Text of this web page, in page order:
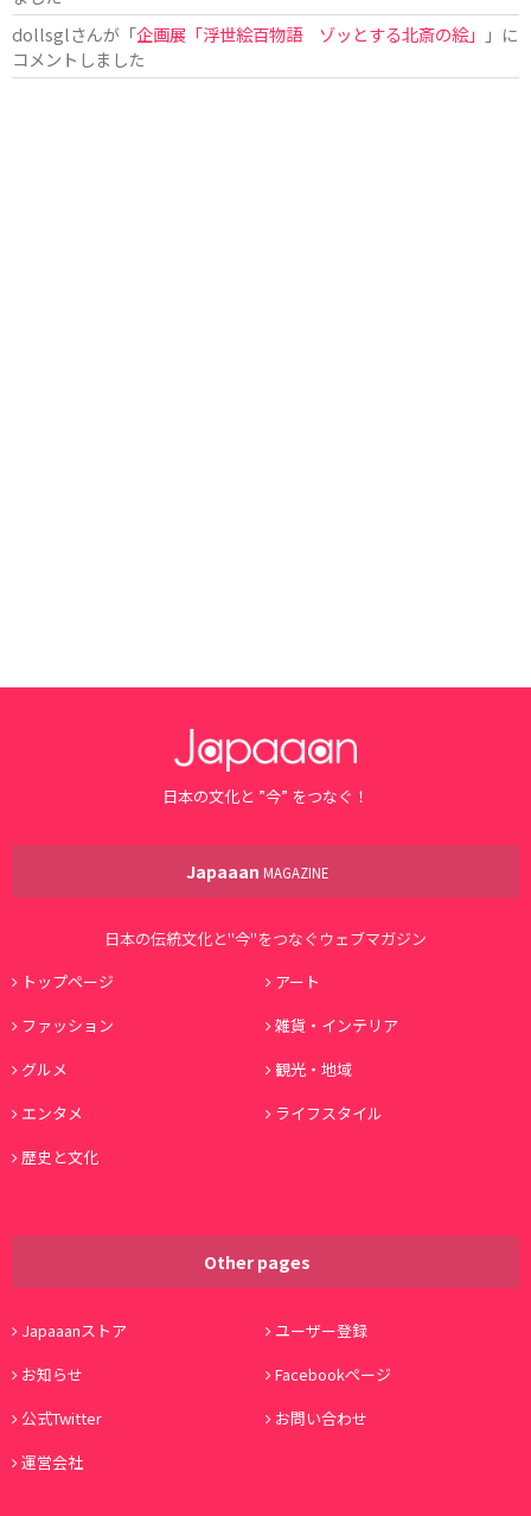
dollsglさんが「企画展「浮世絵百物語 ゾッとする北斎の絵」
」に
コメントしました
日本の文化と ”今” をつなぐ！
Japaaan MAGAZINE
日本の伝統文化と"今"をつなぐウェブマガジン
トップページ
アート
ファッション
雑貨・インテリア
グルメ
観光・地域
エンタメ
ライフスタイル
歴史と文化
Other pages
Japaaanストア
ユーザー登録
お知らせ
Facebookページ
公式Twitter
お問い合わせ
運営会社